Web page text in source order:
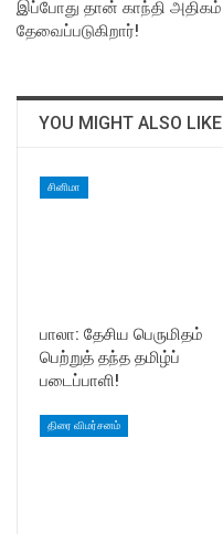
இப்போது தான் காந்தி அதிகம்
தேவைப்படுகிறார்!
YOU MIGHT ALSO LIKE
சினிமா
பாலா: தேசிய பெருமிதம்
பெற்றுத் தந்த தமிழ்ப்
படைப்பாளி!
திரை விமர்சனம்